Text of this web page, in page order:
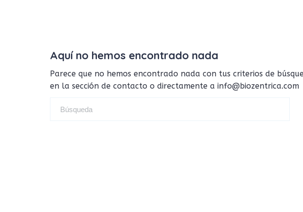
Aquí no hemos encontrado nada
Parece que no hemos encontrado nada con tus criterios de
en la sección de contacto o directamente a info@biozentrica.com